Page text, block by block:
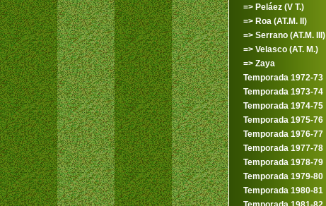
=> Peláez (V T.)
=> Roa (AT.M. II)
=> Serrano (AT.M. III)
=> Velasco (AT. M.)
=> Zaya
Temporada 1972-73
Temporada 1973-74
Temporada 1974-75
Temporada 1975-76
Temporada 1976-77
Temporada 1977-78
Temporada 1978-79
Temporada 1979-80
Temporada 1980-81